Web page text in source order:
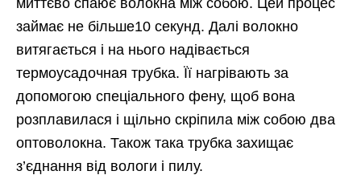
займає не більше10 секунд. Далі волокно
витягається і на нього надівається
термоусадочная трубка. Її нагрівають за
допомогою спеціального фену, щоб вона
розплавилася і щільно скріпила між собою два
оптоволокна. Також така трубка захищає
з’єднання від вологи і пилу.